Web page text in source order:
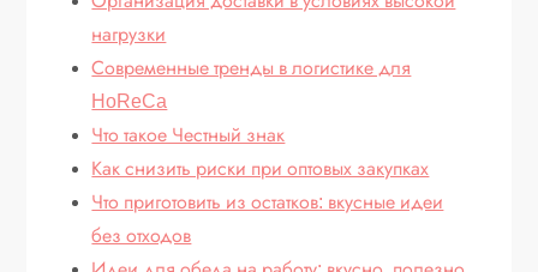
нагрузки
Современные тренды в логистике для
HoReCa
Что такое Честный знак
Как снизить риски при оптовых закупках
Что приготовить из остатков: вкусные идеи
без отходов